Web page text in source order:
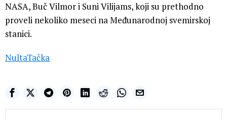
NASA, Buč Vilmor i Suni Vilijams, koji su prethodno
proveli nekoliko meseci na Međunarodnoj svemirskoj
stanici.
NultaTačka